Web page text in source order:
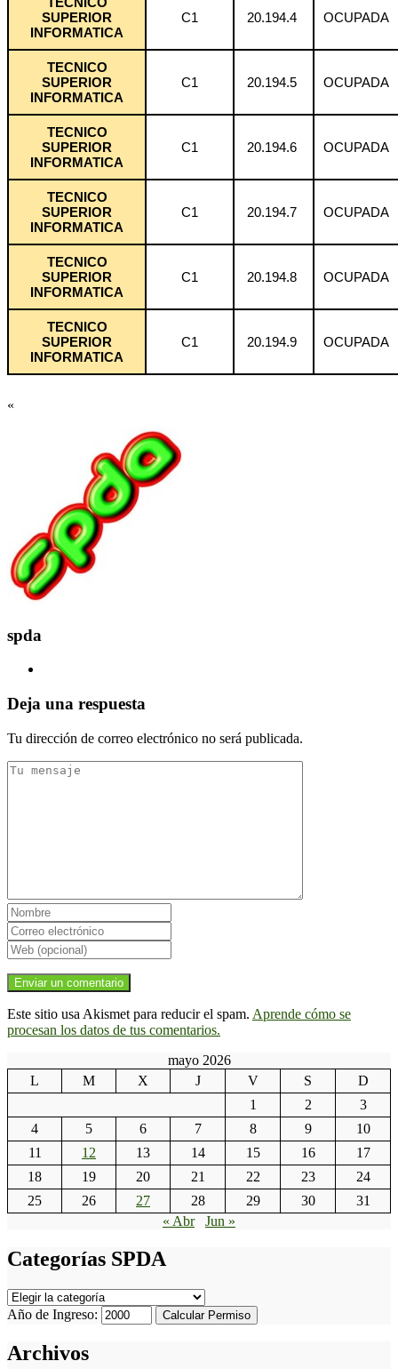
SUPERIOR
INFORMATICA
C1 20.194.4 OCUPADA
TECNICO
SUPERIOR
INFORMATICA
C1 20.194.5 OCUPADA
TECNICO
SUPERIOR
INFORMATICA
C1 20.194.6 OCUPADA
TECNICO
SUPERIOR
INFORMATICA
C1 20.194.7 OCUPADA
TECNICO
SUPERIOR
INFORMATICA
C1 20.194.8 OCUPADA
TECNICO
SUPERIOR
INFORMATICA
C1 20.194.9 OCUPADA
«
spda
Deja una respuesta
Tu dirección de correo electrónico no será publicada.
Este sitio usa Akismet para reducir el spam. Aprende cómo se
procesan los datos de tus comentarios.
mayo 2026
L
M X J V S
D
1
2
3
4
5 6 7 8 9
10
11
12 13 14 15 16
17
18
19 20 21 22 23
24
25
26 27 28 29 30
31
« Abr
Jun »
Categorías SPDA
Categorías
SPDA
Año de Ingreso: Calcular Permiso
Archivos